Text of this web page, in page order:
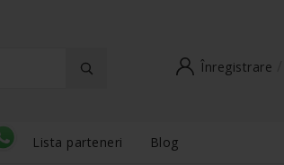
Înregistrare
Lista parteneri Blog